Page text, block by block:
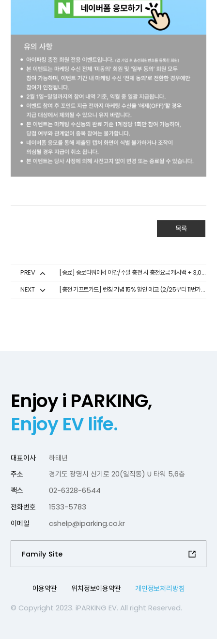
목록
PREV
[종료] 종로타워에서 야간/주말 충전 시 충전요금 캐시백 + 3,000원 추가 적립 이벤트 (~26년 2월 28일)
NEXT
[충전 기프트카드] 런칭 기념 15% 할인 예고 (2/25부터 11번가 구매 가능)
Enjoy i PARKING,
Enjoy EV life.
대표이사
하태년
주소
경기도 광명시 신기로 20(일직동) U 타워 5,6층
팩스
02-6328-6544
전화번호
1533-5783
이메일
cshelp@iparking.co.kr
Family Site
© Copyright 2023. iPARKING EV. All right Reserved.
이용약관 위치정보이용약관 개인정보처리방침